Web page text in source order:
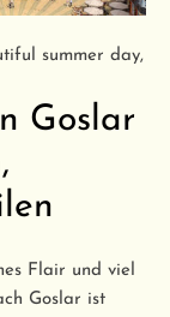
summer day,
Goslar
Flair und viel
Goslar ist